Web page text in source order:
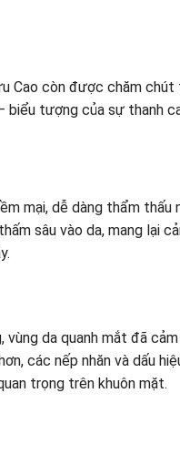
Cao còn được chăm
biểu tượng của sự
mại, dễ dàng thẩm
sâu vào da, mang lại
vùng da quanh mắt đã
các nếp nhăn và dấu
trọng trên khuôn mặt.